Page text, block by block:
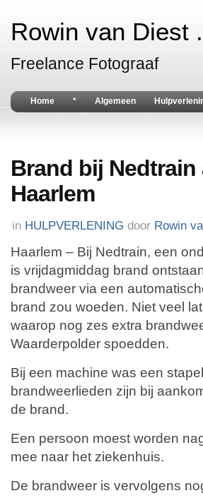
Rowin van Diest
Freelance Fotograaf
Home * Algemeen
Brand bij
Haarlem
in HULPVERLENING door Rowin
Haarlem – Bij Nedtrain, een
is vrijdagmiddag brand
brandweer via een
brand zou woeden. Niet veel
waarop nog zes extra
Waarderpolder spoedden.
Bij een machine was een
brandweerlieden zijn bij
de brand.
Een persoon moest worden
mee naar het ziekenhuis.
De brandweer is vervolgens